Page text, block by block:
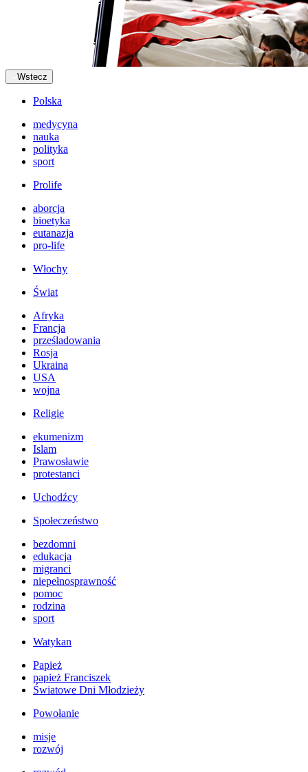
Wstecz
Polska
medycyna
nauka
polityka
sport
Prolife
aborcja
bioetyka
eutanazja
pro-life
Włochy
Świat
Afryka
Francja
prześladowania
Rosja
Ukraina
USA
wojna
Religie
ekumenizm
Islam
Prawosławie
protestanci
Uchodźcy
Społeczeństwo
bezdomni
edukacja
migranci
niepełnosprawność
pomoc
rodzina
sport
Watykan
Papież
papież Franciszek
Światowe Dni Młodzieży
Powołanie
misje
rozwój